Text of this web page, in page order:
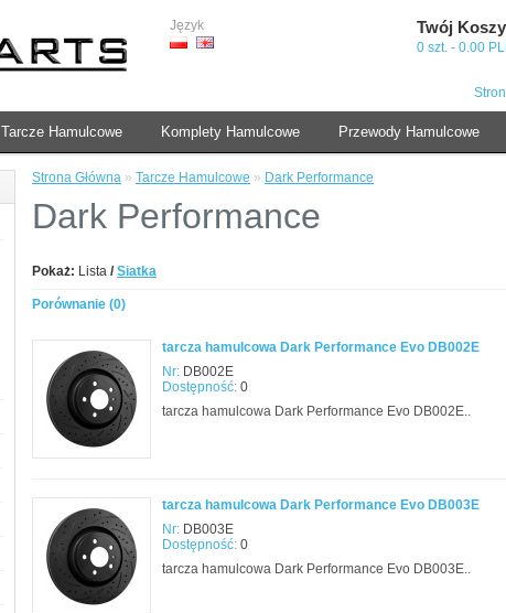
Język Twój
0 szt. - 0.00
Tarcze Hamulcowe Komplety Hamulcowe Przewody Hamulcowe
Strona Główna » Tarcze Hamulcowe » Dark Performance
Dark Performance
Pokaż: Lista / Siatka
Porównanie (0)
tarcza hamulcowa Dark Performance Evo DB002E
Nr: DB002E
Dostępność: 0
tarcza hamulcowa Dark Performance Evo DB002E..
tarcza hamulcowa Dark Performance Evo DB003E
Nr: DB003E
Dostępność: 0
tarcza hamulcowa Dark Performance Evo DB003E..